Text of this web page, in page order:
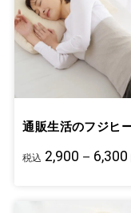
通販生活のフジヒ
税込 2,900－6,300